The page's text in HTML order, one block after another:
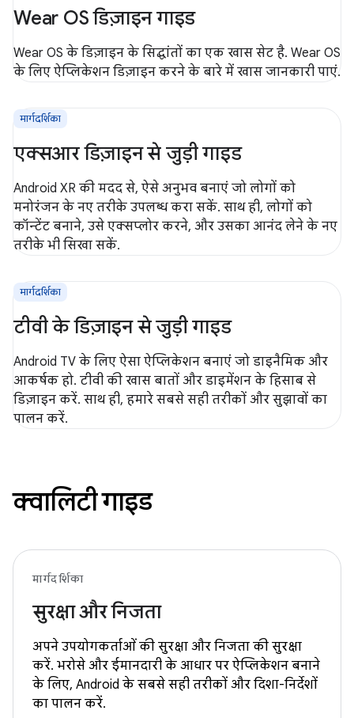
Wear OS डिज़ाइन गाइड
Wear OS के डिज़ाइन के सिद्धांतों का एक खास सेट है. Wear OS
के लिए ऐप्लिकेशन डिज़ाइन करने के बारे में खास जानकारी पाएं.
मार्गदर्शिका
एक्सआर डिज़ाइन से जुड़ी गाइड
Android XR की मदद से, ऐसे अनुभव बनाएं जो लोगों को
मनोरंजन के नए तरीके उपलब्ध करा सकें. साथ ही, लोगों को
कॉन्टेंट बनाने, उसे एक्सप्लोर करने, और उसका आनंद लेने के नए
तरीके भी सिखा सकें.
मार्गदर्शिका
टीवी के डिज़ाइन से जुड़ी गाइड
Android TV के लिए ऐसा ऐप्लिकेशन बनाएं जो डाइनैमिक और
आकर्षक हो. टीवी की खास बातों और डाइमेंशन के हिसाब से
डिज़ाइन करें. साथ ही, हमारे सबसे सही तरीकों और सुझावों का
पालन करें.
क्वालिटी गाइड
मार्गदर्शिका
सुरक्षा और निजता
अपने उपयोगकर्ताओं की सुरक्षा और निजता की सुरक्षा
करें. भरोसे और ईमानदारी के आधार पर ऐप्लिकेशन बनाने
के लिए, Android के सबसे सही तरीकों और दिशा-निर्देशों
का पालन करें.